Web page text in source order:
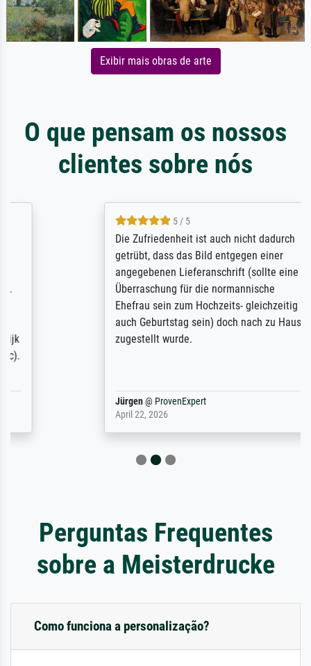
Exibir mais obras de arte
O que pensam os nossos
clientes sobre nós
5 / 5
Die Zufriedenheit ist auch nicht dadurch
getrübt, dass das Bild entgegen einer
angegebenen Lieferanschrift (sollte eine
Überraschung für die normannische
Ehefrau sein zum Hochzeits- gleichzeitig
auch Geburtstag sein) doch nach zu Hause
zugestellt wurde.
ProvenExpert
Perguntas Frequentes
sobre a Meisterdrucke
Como funciona a personalização?